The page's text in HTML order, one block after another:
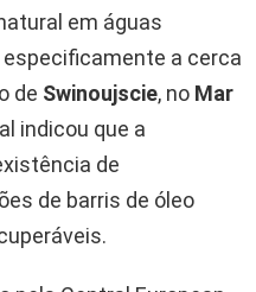
em águas
a cerca
de Swinoujscie, no Mar
indicou que a
de
de barris de óleo